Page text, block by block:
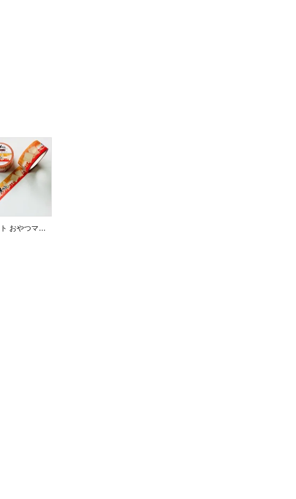
サカモト おやつマーケット フジパン マスキングテープ 本仕込